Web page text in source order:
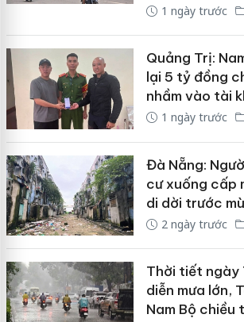
1 ngày trước
Quảng Trị:
lại 5 tỷ đồng
nhầm vào tài
1 ngày trước
Đà Nẵng:
cư xuống cấp
di dời trước
2 ngày trước
Thời tiết ngày
diễn mưa lớn,
Nam Bộ chiều